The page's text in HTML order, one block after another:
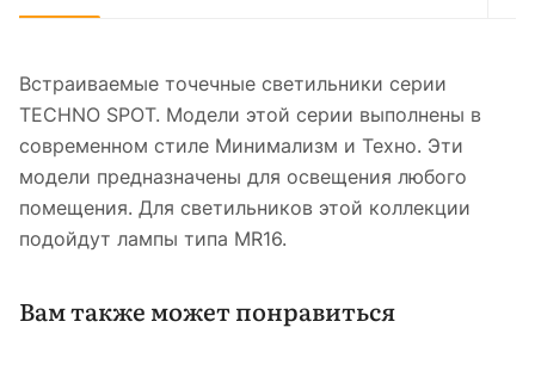
Встраиваемые точечные светильники серии
TECHNO SPOT. Модели этой серии выполнены в
современном стиле Минимализм и Техно. Эти
модели предназначены для освещения любого
помещения. Для светильников этой коллекции
подойдут лампы типа MR16.
Вам также может понравиться